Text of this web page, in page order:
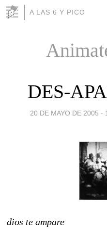
A LAS 6 Y PICO
DES-
20 DE MAYO DE 2005 -
dios te ampare